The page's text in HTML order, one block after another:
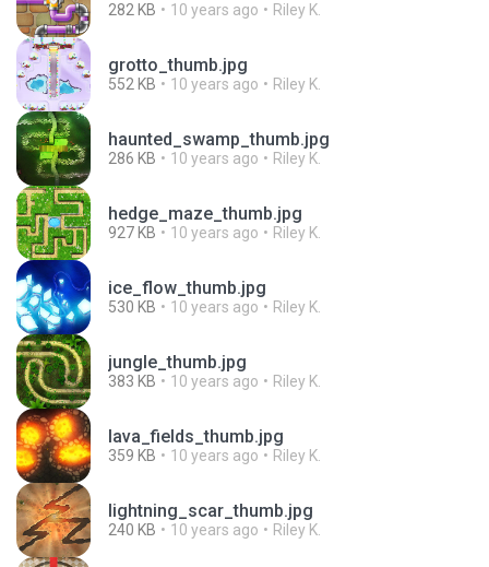
282 KB 10 years ago Riley K.
grotto_thumb.jpg
552 KB 10 years ago Riley K.
haunted_swamp_thumb.jpg
286 KB 10 years ago Riley K.
hedge_maze_thumb.jpg
927 KB 10 years ago Riley K.
ice_flow_thumb.jpg
530 KB 10 years ago Riley K.
jungle_thumb.jpg
383 KB 10 years ago Riley K.
lava_fields_thumb.jpg
359 KB 10 years ago Riley K.
lightning_scar_thumb.jpg
240 KB 10 years ago Riley K.